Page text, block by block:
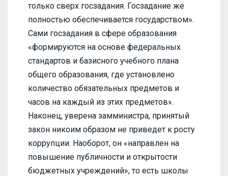
только сверх госзадания. Госзадание же
полностью обеспечивается государством».
Сами госзадания в сфере образования
«формируются на основе федеральных
стандартов и базисного учебного плана
общего образования, где установлено
количество обязательных предметов и
часов на каждый из этих предметов».
Наконец, уверена замминистра, принятый
закон никоим образом не приведет к росту
коррупции. Наоборот, он «направлен на
повышение публичности и открытости
бюджетных учреждений», то есть школы